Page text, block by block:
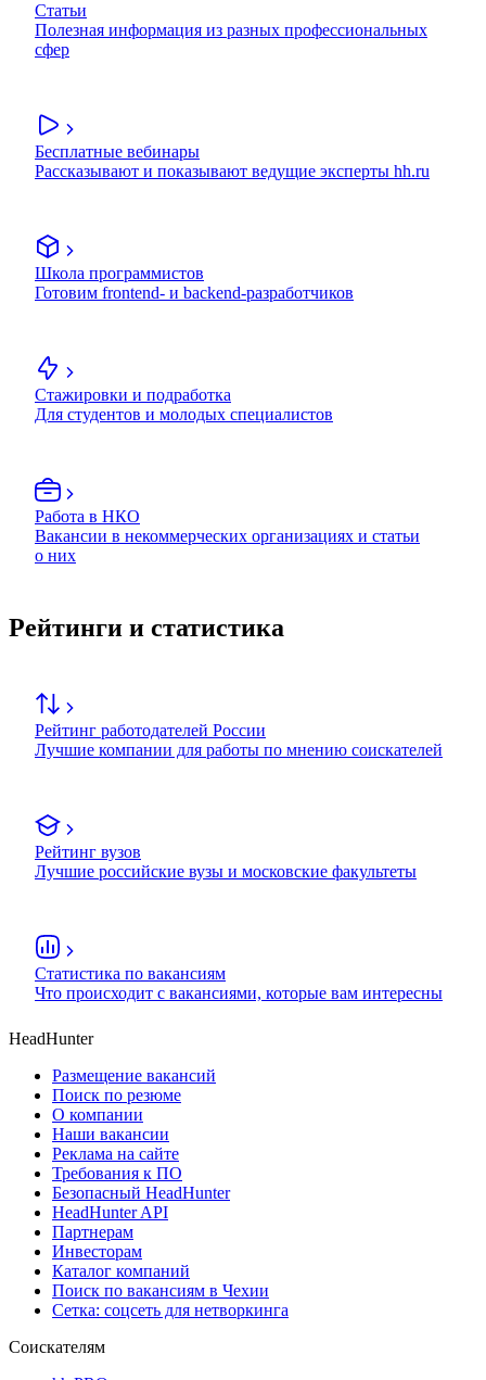
Статьи
Полезная информация из разных профессиональных
сфер
Бесплатные вебинары
Рассказывают и показывают ведущие эксперты hh.ru
Школа программистов
Готовим frontend- и backend-разработчиков
Стажировки и подработка
Для студентов и молодых специалистов
Работа в НКО
Вакансии в некоммерческих организациях и статьи
о них
Рейтинги и статистика
Рейтинг работодателей России
Лучшие компании для работы по мнению соискателей
Рейтинг вузов
Лучшие российские вузы и московские факультеты
Статистика по вакансиям
Что происходит с вакансиями, которые вам интересны
HeadHunter
Размещение вакансий
Поиск по резюме
О компании
Наши вакансии
Реклама на сайте
Требования к ПО
Безопасный HeadHunter
HeadHunter API
Партнерам
Инвесторам
Каталог компаний
Поиск по вакансиям в Чехии
Сетка: соцсеть для нетворкинга
Соискателям